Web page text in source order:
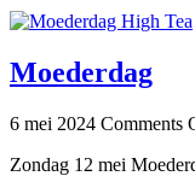
Moederdag
6 mei 2024 Comments
Zondag 12 mei